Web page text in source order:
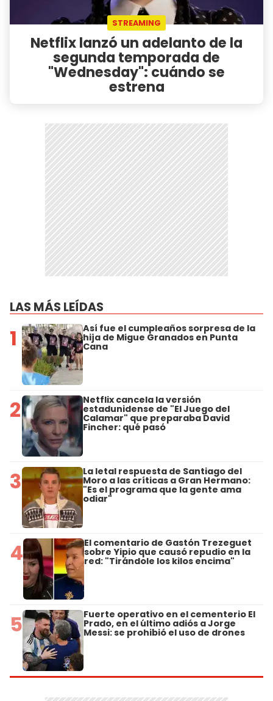
STREAMING
Netflix lanzó un adelanto de la
segunda temporada de
"Wednesday": cuándo se
estrena
LAS MÁS LEÍDAS
1 Así fue el cumpleaños sorpresa de la
hija de Migue Granados en Punta
Cana
2 Netflix cancela la versión
estadunidense de "El Juego del
Calamar" que preparaba David
Fincher: qué pasó
3 La letal respuesta de Santiago del
Moro a las críticas a Gran Hermano:
"Es el programa que la gente ama
odiar"
4 El comentario de Gastón Trezeguet
sobre Yipio que causó repudio en la
red: "Tirándole los kilos encima"
5 Fuerte operativo en el cementerio El
Prado, en el último adiós a Jorge
Messi: se prohibió el uso de drones